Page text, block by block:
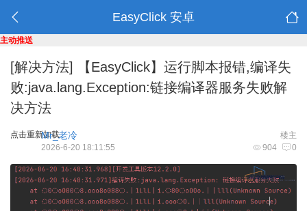
EasyClick 安卓
主动推送
[解决方法]
【EasyClick】运行脚本报错,编译失
败:java.lang.Exception:链接编译器服务失败解
决方法
点击重新加载 楼主
Mr_老冷
904 0
2026-6-20 18:11:55